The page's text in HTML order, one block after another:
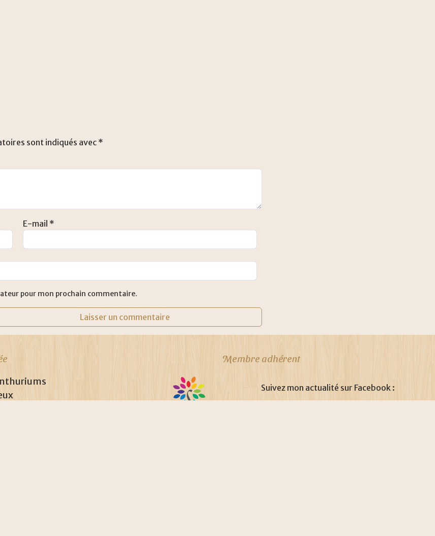
sont indiqués avec*
E-mail *
pour mon prochain commentaire.
Membre adhérent
Suivez mon actualité sur Facebook :